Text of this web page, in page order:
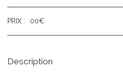
PRIX : 00€
Description